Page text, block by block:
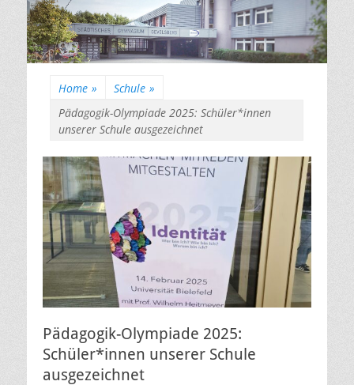
Home » Schule »
Pädagogik-Olympiade 2025: Schüler*innen
unserer Schule ausgezeichnet
Pädagogik-Olympiade 2025:
Schüler*innen unserer Schule
ausgezeichnet